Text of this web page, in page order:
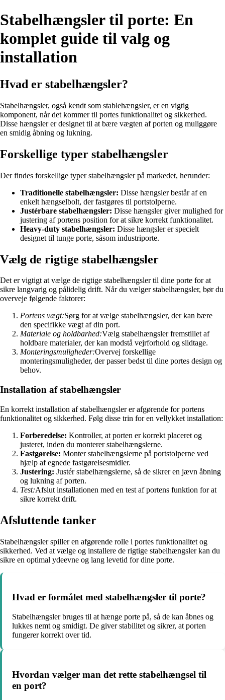
Stabelhængsler til porte: En
komplet guide til valg og
installation
Hvad er stabelhængsler?
Stabelhængsler, også kendt som stablehængsler, er en vigtig
komponent, når det kommer til portes funktionalitet og sikkerhed.
Disse hængsler er designet til at bære vægten af porten og muliggøre
en smidig åbning og lukning.
Forskellige typer stabelhængsler
Der findes forskellige typer stabelhængsler på markedet, herunder:
Traditionelle stabelhængsler: Disse hængsler består af en
enkelt hængselbolt, der fastgøres til portstolperne.
Justérbare stabelhængsler: Disse hængsler giver mulighed for
justering af portens position for at sikre korrekt funktionalitet.
Heavy-duty stabelhængsler: Disse hængsler er specielt
designet til tunge porte, såsom industriporte.
Vælg de rigtige stabelhængsler
Det er vigtigt at vælge de rigtige stabelhængsler til dine porte for at
sikre langvarig og pålidelig drift. Når du vælger stabelhængsler, bør du
overveje følgende faktorer:
Portens vægt:Sørg for at vælge stabelhængsler, der kan bære
den specifikke vægt af din port.
Materiale og holdbarhed:Vælg stabelhængsler fremstillet af
holdbare materialer, der kan modstå vejrforhold og slidtage.
Monteringsmuligheder:Overvej forskellige
monteringsmuligheder, der passer bedst til dine portes design og
behov.
Installation af stabelhængsler
En korrekt installation af stabelhængsler er afgørende for portens
funktionalitet og sikkerhed. Følg disse trin for en vellykket installation:
Forberedelse: Kontroller, at porten er korrekt placeret og
justeret, inden du monterer stabelhængslerne.
Fastgørelse: Monter stabelhængslerne på portstolperne ved
hjælp af egnede fastgørelsesmidler.
Justering: Justér stabelhængslerne, så de sikrer en jævn åbning
og lukning af porten.
Test:Afslut installationen med en test af portens funktion for at
sikre korrekt drift.
Afsluttende tanker
Stabelhængsler spiller en afgørende rolle i portes funktionalitet og
sikkerhed. Ved at vælge og installere de rigtige stabelhængsler kan du
sikre en optimal ydeevne og lang levetid for dine porte.
Hvad er formålet med stabelhængsler til porte?
Stabelhængsler bruges til at hænge porte på, så de kan åbnes og
lukkes nemt og smidigt. De giver stabilitet og sikrer, at porten
fungerer korrekt over tid.
Hvordan vælger man det rette stabelhængsel til
en port?